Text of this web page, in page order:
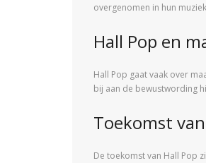
overgenomen in hun
Hall Pop en
Hall Pop gaat vaak over
bij aan de bewustwording
Toekomst
De toekomst van Hall Pop